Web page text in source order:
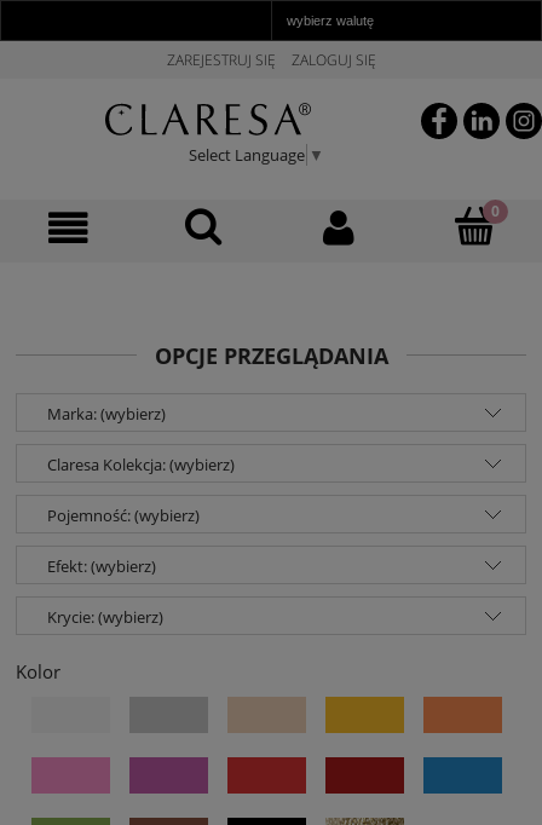
ZAREJESTRUJ SIĘ ZALOGUJ SIĘ
Select Language ▼
OPCJE PRZEGLĄDANIA
Marka: (wybierz)
Claresa Kolekcja: (wybierz)
Pojemność: (wybierz)
Efekt: (wybierz)
Krycie: (wybierz)
Kolor